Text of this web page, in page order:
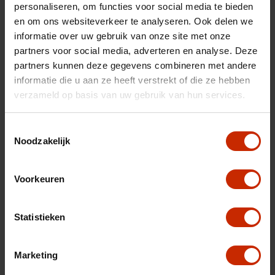
personaliseren, om functies voor social media te bieden
en om ons websiteverkeer te analyseren. Ook delen we
informatie over uw gebruik van onze site met onze
partners voor social media, adverteren en analyse. Deze
partners kunnen deze gegevens combineren met andere
informatie die u aan ze heeft verstrekt of die ze hebben
verzameld op basis van uw gebruik van hun services.
Noodzakelijk
Voorkeuren
Statistieken
Marketing
C02 uitstoot
86 g/km
Motorrijtuigen belasting € 70 - 76 per kwartaal
Energielabel
B
Vermogen
72 pk
Topsnelheid
160 km/u
Cilinders
Kleur